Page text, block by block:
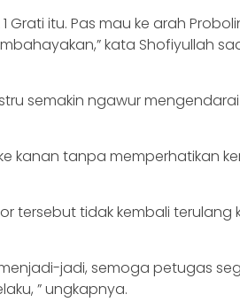
Grati itu. Pas mau ke arah
kata Shofiyullah
semakin ngawur mengendarai
kanan tanpa memperhatikan
tersebut tidak kembali terulang
jadi, semoga petugas
” ungkapnya.